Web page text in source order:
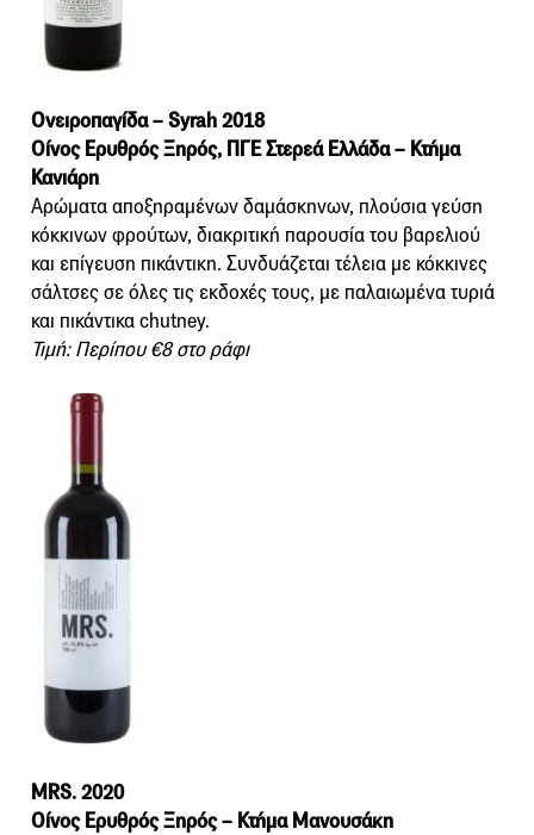
Ονειροπαγίδα – Syrah 2018
Οίνος Ερυθρός Ξηρός, ΠΓΕ Στερεά Ελλάδα – Κτήμα
Κανιάρη
Αρώματα αποξηραμένων δαμάσκηνων, πλούσια γεύση
κόκκινων φρούτων, διακριτική παρουσία του βαρελιού
και επίγευση πικάντικη. Συνδυάζεται τέλεια με κόκκινες
σάλτσες σε όλες τις εκδοχές τους, με παλαιωμένα τυριά
και πικάντικα chutney.
Τιμή: Περίπου €8 στο ράφι
MRS. 2020
Οίνος Ερυθρός Ξηρός – Κτήμα Μανουσάκη